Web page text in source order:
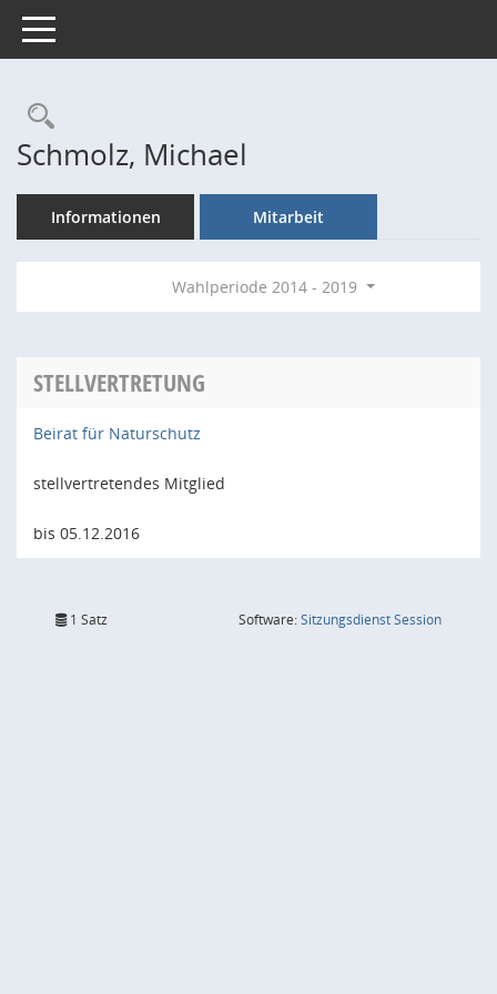
Toggle navigation
Rechercheauswahl
Schmolz, Michael
Informationen Mitarbeit
Wahlperiode 2014 - 2019
STELLVERTRETUNG
Beirat für Naturschutz
stellvertretendes Mitglied
bis 05.12.2016
1 Satz Software:SitzungsdienstSession(Wird in